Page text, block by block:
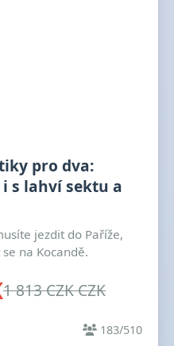
pro dva:
s lahví sektu a
jezdit do Paříže,
na Kocandě.
1 813 CZK CZK
183/510